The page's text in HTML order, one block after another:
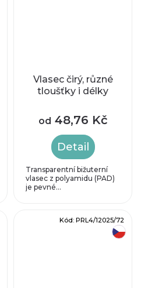
Vlasec čirý, různé
tloušťky i délky
od 48,76 Kč
Detail
Transparentní bižuterní
vlasec z polyamidu (PAD)
je pevné...
Kód: PRL4/12025/72